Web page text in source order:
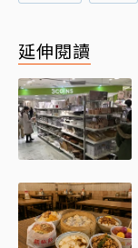
延伸閱讀